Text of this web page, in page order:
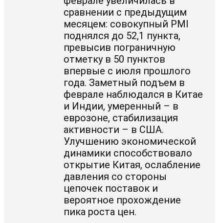
сравнении с предыдущим
месяцем: совокупный PMI
поднялся до 52,1 пункта,
превысив пограничную
отметку в 50 пунктов
впервые с июля прошлого
года. Заметный подъем в
феврале наблюдался в Китае
и Индии, умеренный – в
еврозоне, стабилизация
активности – в США.
Улучшению экономической
динамики способствовало
открытие Китая, ослабление
давления со стороны
цепочек поставок и
вероятное прохождение
пика роста цен.